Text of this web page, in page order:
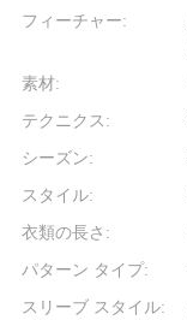
フィーチャー:
素材:
テクニクス:
シーズン:
スタイル:
衣類の長さ:
パターン タイプ:
スリーブ スタイル: